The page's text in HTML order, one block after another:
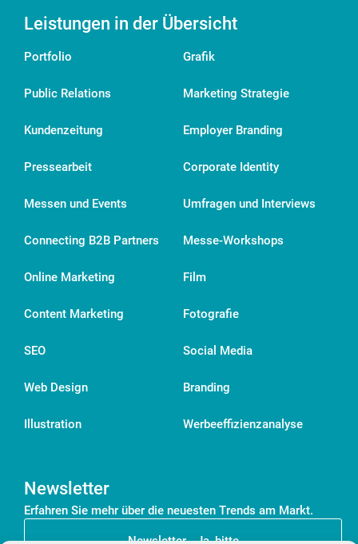
Leistungen in der Übersicht
Portfolio
Public Relations
Kundenzeitung
Pressearbeit
Messen und Events
Connecting B2B Partners
Online Marketing
Content Marketing
SEO
Web Design
Illustration
Grafik
Marketing Strategie
Employer Branding
Corporate Identity
Umfragen und Interviews
Messe-Workshops
Film
Fotografie
Social Media
Branding
Werbeeffizienzanalyse
Newsletter
Erfahren Sie mehr über die neuesten Trends am Markt.
Newsletter - Ja, bitte